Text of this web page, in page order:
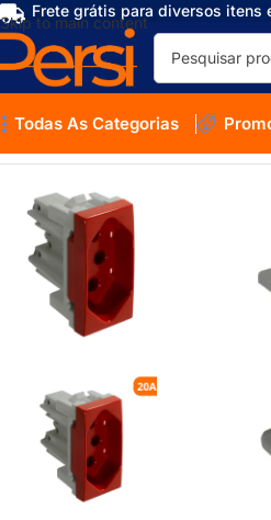
Skip to main content
Frete grátis para diversos itens
Todas As Categorias
Início /Tomadas e